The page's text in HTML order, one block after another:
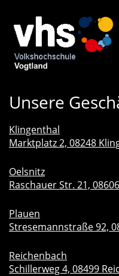
Unsere
Klingenthal
Marktplatz 2, 08248
Oelsnitz
Raschauer Str. 21,
Plauen
Stresemannstraße 92,
Reichenbach
Schillerweg 4, 08499